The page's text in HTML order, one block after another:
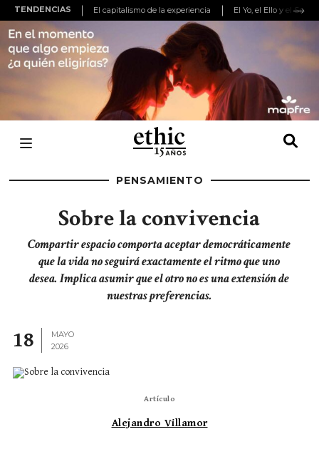
TENDENCIAS El capitalismo de la experiencia El Yo, el Ello y el
PENSAMIENTO
Sobre la convivencia
Compartir espacio comporta aceptar democráticamente
que la vida no seguirá exactamente el ritmo que uno
desea. Implica asumir que el otro no es una extensión de
nuestras preferencias.
18
MAYO
2026
Artículo
Alejandro Villamor